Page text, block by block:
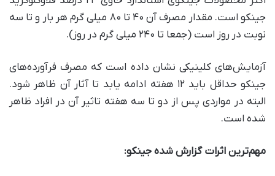
جینکو است. مقدار مصرف آن ۴۰ تا ۸۰ میلی گرم هر بار و تا سه
نوبت در روز است (جمعا تا ۲۴۰ میلی گرم در روز).
آزمایش‌های کلینیکی نشان داده است که مصرف فرآورده‌های
جینکو حداقل باید ۱۲ هفته ادامه یابد تا آثار آن ظاهر شود.
البته در مواردی پس از دو تا سه هفته تاثیر آن در افراد ظاهر
شده است.
مهم‌ترین اثرات گزارش شده جینکو: